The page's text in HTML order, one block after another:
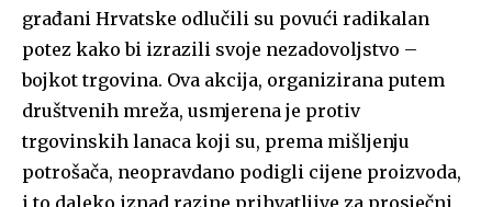
građani Hrvatske odlučili su povući radikalan
potez kako bi izrazili svoje nezadovoljstvo –
bojkot trgovina. Ova akcija, organizirana putem
društvenih mreža, usmjerena je protiv
trgovinskih lanaca koji su, prema mišljenju
potrošača, neopravdano podigli cijene proizvoda,
i to daleko iznad razine prihvatljive za prosječni